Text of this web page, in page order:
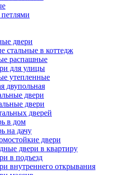
двери
стальные в коттедж
распашные
для улицы
утепленные
двупольная
двери
двери
дверей
в дом
на дачу
двери
двери в квартиру
в подъезд
внутреннего открывания